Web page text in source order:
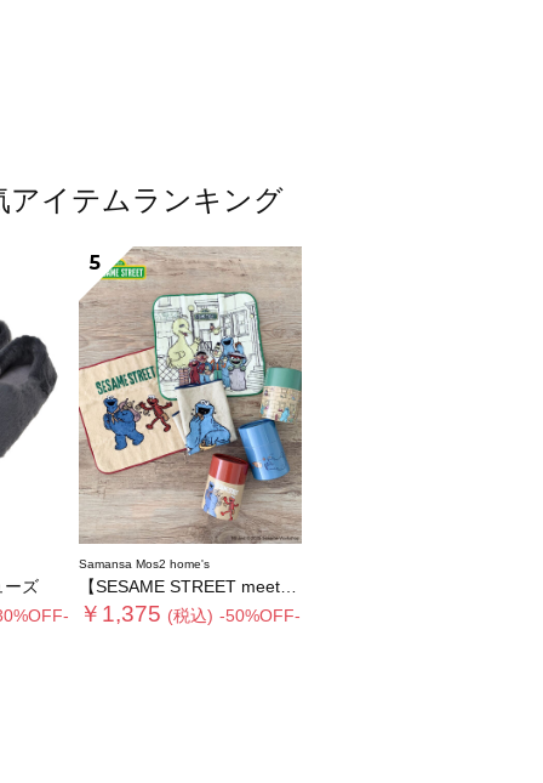
アイテムランキング
ーズ
5
Samansa Mos2 home's
【SESAME STREET meets Samansa Mos2 home's】ケース入りハンカチ
￥1,375 (税込) -50%OFF-